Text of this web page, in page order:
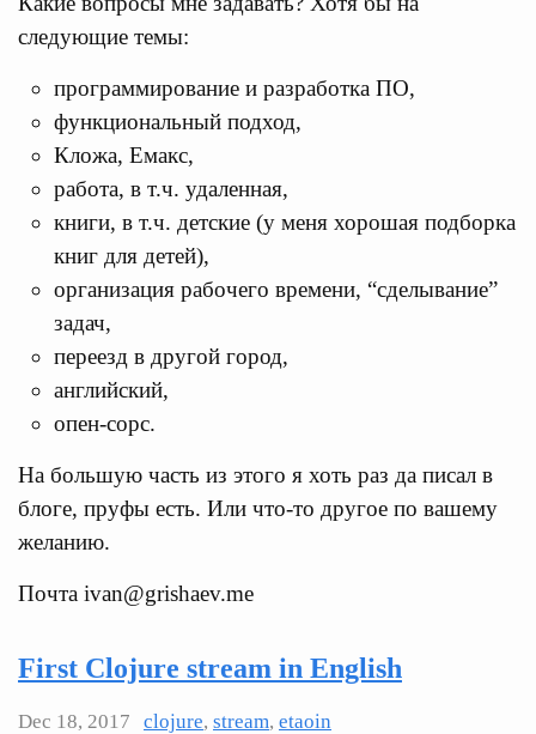
следующие темы:
программирование и разработка ПО,
функциональный подход,
Кложа, Емакс,
работа, в т.ч. удаленная,
книги, в т.ч. детские (у меня хорошая подборка
книг для детей),
организация рабочего времени, “сделывание”
задач,
переезд в другой город,
английский,
опен-сорс.
На большую часть из этого я хоть раз да писал в
блоге, пруфы есть. Или что-то другое по вашему
желанию.
Почта ivan@grishaev.me
First Clojure stream in English
Dec 18, 2017 clojure, stream, etaoin